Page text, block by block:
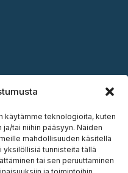
käytämme teknologioita, kuten
tai niihin pääsyyn. Näiden
mahdollisuuden käsitellä
tunnisteita tällä
tai sen peruuttaminen